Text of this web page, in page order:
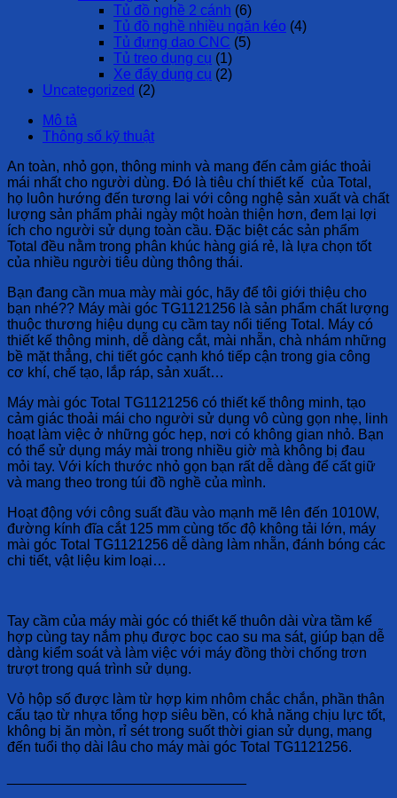
Tủ đồ nghề 2 cánh (6)
Tủ đồ nghề nhiều ngăn kéo (4)
Tủ đựng dao CNC (5)
Tủ treo dụng cụ (1)
Xe đẩy dụng cụ (2)
Uncategorized (2)
Mô tả
Thông số kỹ thuật
An toàn, nhỏ gọn, thông minh và mang đến cảm giác thoải
mái nhất cho người dùng. Đó là tiêu chí thiết kế của Total,
họ luôn hướng đến tương lai với công nghệ sản xuất và chất
lượng sản phẩm phải ngày một hoàn thiện hơn, đem lại lợi
ích cho người sử dụng toàn cầu. Đặc biệt các sản phẩm
Total đều nằm trong phân khúc hàng giá rẻ, là lựa chọn tốt
của nhiều người tiêu dùng thông thái.
Bạn đang cần mua mày mài góc, hãy để tôi giới thiệu cho
bạn nhé?? Máy mài góc TG1121256 là sản phẩm chất lượng
thuộc thương hiệu dụng cụ cầm tay nổi tiếng Total. Máy có
thiết kế thông minh, dễ dàng cắt, mài nhẵn, chà nhám những
bề mặt thẳng, chi tiết góc cạnh khó tiếp cận trong gia công
cơ khí, chế tạo, lắp ráp, sản xuất…
Máy mài góc Total TG1121256 có thiết kế thông minh, tạo
cảm giác thoải mái cho người sử dụng vô cùng gọn nhẹ, linh
hoạt làm việc ở những góc hẹp, nơi có không gian nhỏ. Bạn
có thể sử dụng máy mài trong nhiều giờ mà không bị đau
mỏi tay. Với kích thước nhỏ gọn bạn rất dễ dàng để cất giữ
và mang theo trong túi đồ nghề của mình.
Hoạt động với công suất đầu vào mạnh mẽ lên đến 1010W,
đường kính đĩa cắt 125 mm cùng tốc độ không tải lớn, máy
mài góc Total TG1121256 dễ dàng làm nhẵn, đánh bóng các
chi tiết, vật liệu kim loại…
Tay cầm của máy mài góc có thiết kế thuôn dài vừa tầm kế
hợp cùng tay nắm phụ được bọc cao su ma sát, giúp bạn dễ
dàng kiểm soát và làm việc với máy đồng thời chống trơn
trượt trong quá trình sử dụng.
Vỏ hộp số được làm từ hợp kim nhôm chắc chắn, phần thân
cấu tạo từ nhựa tổng hợp siêu bền, có khả năng chịu lực tốt,
không bị ăn mòn, rỉ sét trong suốt thời gian sử dụng, mang
đến tuổi thọ dài lâu cho máy mài góc Total TG1121256.